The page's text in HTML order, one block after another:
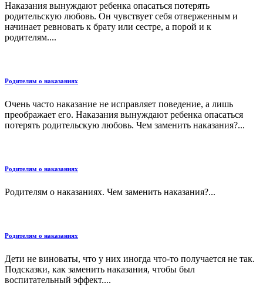
Наказания вынуждают ребенка опасаться потерять
родительскую любовь. Он чувствует себя отверженным и
начинает ревновать к брату или сестре, а порой и к
родителям....
Родителям о наказаниях
Очень часто наказание не исправляет поведение, а лишь
преображает его. Наказания вынуждают ребенка опасаться
потерять родительскую любовь. Чем заменить наказания?...
Родителям о наказаниях
Родителям о наказаниях. Чем заменить наказания?...
Родителям о наказаниях
Дети не виноваты, что у них иногда что-то получается не так.
Подсказки, как заменить наказания, чтобы был
воспитательный эффект....